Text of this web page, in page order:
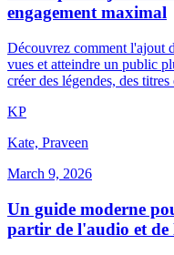
engagement maximal
Découvrez comment l'ajout
vues et atteindre un public
créer des légendes, des
KP
Kate, Praveen
March 9, 2026
Un guide moderne
partir de l'audio et de